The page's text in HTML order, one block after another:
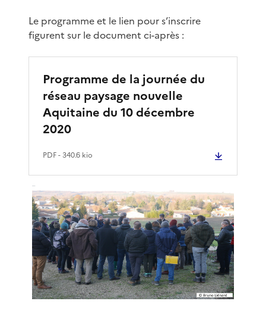
Le programme et le lien pour s’inscrire
figurent sur le document ci-après :
Programme de la journée du
réseau paysage nouvelle
Aquitaine du 10 décembre
2020
PDF- 340.6 kio